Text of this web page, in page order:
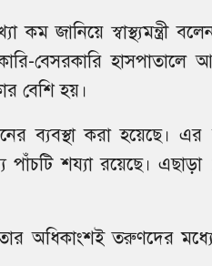
জানিয়ে স্বাস্থ্যমন্ত্রী
বেসরকারি
বেশি হয়।
ব্যবস্থা করা হয়েছে। এর
পাঁচটি শয্যা রয়েছে।
অধিকাংশই তরুণদের